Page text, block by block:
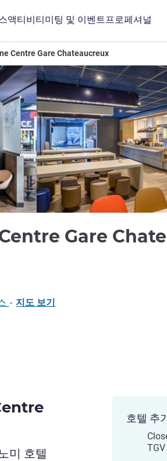
액티비티미팅 및 이벤트 프로페셔널
Centre Gare Chateaucreux
Gare
- 지도 보기
미 호텔
호텔 추